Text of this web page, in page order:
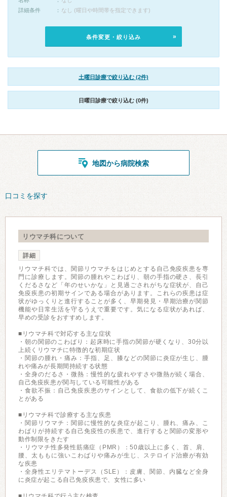
詳細条件
なし (曜日や時間帯を指定できます)
条件変更・絞り込み
土曜日診療で絞り込む (2件)
日曜日診療で絞り込む (0件)
地図から病院検索
口コミを探す
リウマチ科について
詳細
リウマチ科では、関節リウマチをはじめとする自己免疫疾患を専
門に診療します。関節の腫れやこわばり、朝の手指の硬さ、長引
くだるさなど「年のせいかな」と見過ごされがちな症状が、自己
免疫疾患の初期サインである場合があります。これらの疾患は症
状がゆっくりと進行することが多く、早期発見・早期治療が関節
機能や日常生活を守るうえで重要です。気になる症状があれば、
早めの受診をおすすめします。
■リウマチ科で対応する主な症状
・朝の関節のこわばり：起床時に手指の関節が硬くなり、30分以
上続くリウマチに特徴的な初期症状
・関節の腫れ・痛み：手指、足、膝などの関節に炎症が生じ、腫
れや痛みが長期間持続する状態
・全身のだるさ・微熱：慢性的な疲れやすさや微熱が続く場合、
自己免疫疾患が関与している可能性がある
・食欲不振：自己免疫疾患のサインとして、食欲の低下が続くこ
とがある
■リウマチ科で診療する主な疾患
・関節リウマチ：関節に慢性的な炎症が起こり、腫れ、痛み、こ
わばりが持続する自己免疫性の疾患で、進行すると関節の変形や
動作制限をきたす
・リウマチ性多発性筋痛症（PMR）：50歳以上に多く、首、肩、
腰、太ももに強いこわばりや痛みが生じ、ステロイド治療が有効
な疾患
・全身性エリテマトーデス（SLE）：皮膚、関節、内臓など全身
に炎症が起こる自己免疫疾患で、女性に多い